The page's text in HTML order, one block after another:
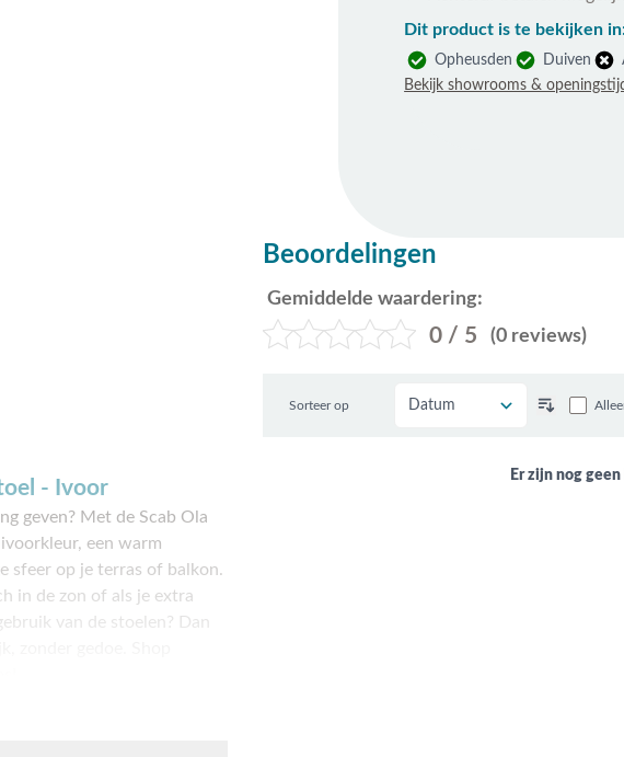
Dit product is te bekijken
Opheusden Duiven
Bekijk showrooms &
- Ivoor
geven? Met de Scab Ola
een warm
sfeer op je terras of balkon.
in de zon of als je extra
van de stoelen? Dan
Beoordelingen
Gemiddelde waardering:
0 / 5 (0 reviews)
Sorteer op
Er zijn nog